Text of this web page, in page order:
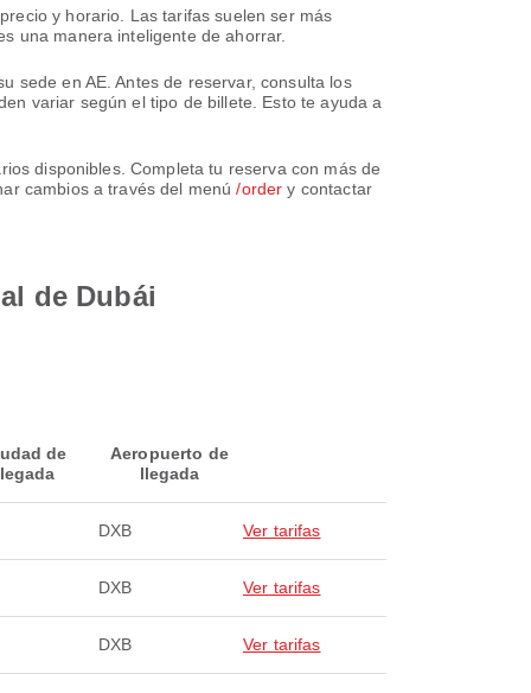
y horario. Las tarifas suelen ser más
una manera inteligente de ahorrar.
sede en AE. Antes de reservar, consulta los
variar según el tipo de billete. Esto te ayuda a
disponibles. Completa tu reserva con más de
cambios a través del menú/order y contactar
de Dubái
de
Aeropuerto de
llegada
DXB Ver tarifas
DXB Ver tarifas
DXB Ver tarifas